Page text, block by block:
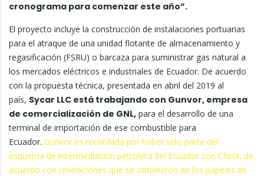
cronograma para comenzar este año”.
El proyecto incluye la construcción de instalaciones portuarias
para el atraque de una unidad flotante de almacenamiento y
regasificación (FSRU) o barcaza para suministrar gas natural a
los mercados eléctricos e industriales de Ecuador. De acuerdo
con la propuesta técnica, presentada en abril del 2019 al
país, Sycar LLC está trabajando con Gunvor, empresa
de comercialización de GNL, para el desarrollo de una
terminal de importación de ese combustible para
Ecuador. Gunvor es recordada por haber sido parte del
esquema de intermediación petrolera del Ecuador con China, de
acuerdo con revelaciones que se obtuvieron de los papeles de